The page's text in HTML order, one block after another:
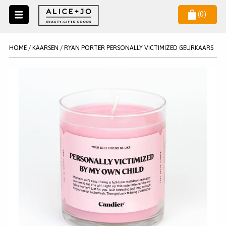
(0)
MAKE UP ACCESSOIRES
HOME/ KAARSEN / RYAN PORTER PERSONALLY VICTIMIZED GEURKAARS
NIEUWSBRIEF